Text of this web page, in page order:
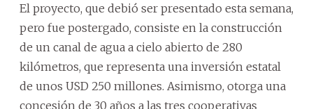
El proyecto, que debió ser presentado esta semana,
pero fue postergado, consiste en la construcción
de un canal de agua a cielo abierto de 280
kilómetros, que representa una inversión estatal
de unos USD 250 millones. Asimismo, otorga una
concesión de 30 años a las tres cooperativas